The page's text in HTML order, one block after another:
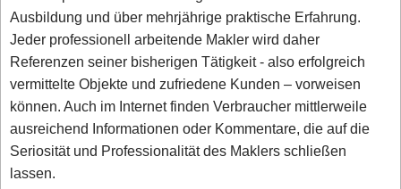
Ausbildung und über mehrjährige praktische Erfahrung.
Jeder professionell arbeitende Makler wird daher
Referenzen seiner bisherigen Tätigkeit - also erfolgreich
vermittelte Objekte und zufriedene Kunden – vorweisen
können. Auch im Internet finden Verbraucher mittlerweile
ausreichend Informationen oder Kommentare, die auf die
Seriosität und Professionalität des Maklers schließen
lassen.